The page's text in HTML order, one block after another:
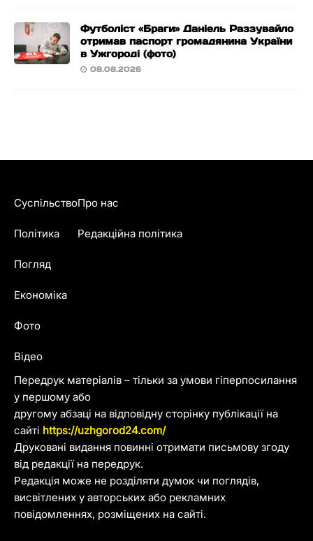
Футболіст «Браги» Даніель Раззувайло
отримав паспорт громадянина України
в Ужгороді (фото)
08.08.2026
Передрук матеріалів – тільки за умови гіперпосилання
у першому або
другому абзаці на відповідну сторінку публікації на
сайті https://uzhgorod24.com/
Друковані видання повинні отримати письмову згоду
від редакції на передрук.
Редакція може не розділяти думок чи поглядів,
висвітлених у авторських або рекламних
повідомленнях, розміщених на сайті.
Суспільство
Політика
Погляд
Економіка
Фото
Відео
Про нас
Редакційна політика